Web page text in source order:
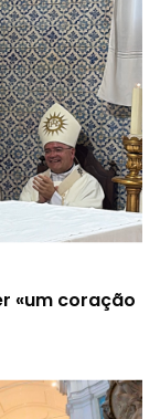
«um coração